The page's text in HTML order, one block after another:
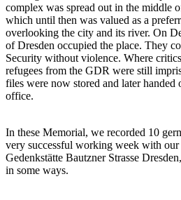
complex was spread out in the middle
which until then was valued as a
overlooking the city and its river. On
of Dresden occupied the place. They
Security without violence. Where
refugees from the GDR were still
files were now stored and later handed
office.
In these Memorial, we recorded 10
very successful working week with our
Gedenkstätte Bautzner Strasse
in some ways.